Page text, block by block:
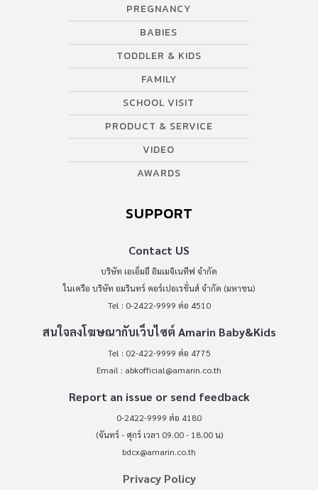
PREGNANCY
BABIES
TODDLER & KIDS
FAMILY
SCHOOL VISIT
PRODUCT & SERVICE
VIDEO
AWARDS
SUPPORT
Contact US
บริษัท เอเอ็มอี อิมเมจิเนทีฟ จำกัด
ในเครือ บริษัท อมรินทร์ คอร์เปอเรชั่นส์ จำกัด (มหาชน)
Tel : 0-2422-9999 ต่อ 4510
สนใจลงโฆษณากับเว็บไซต์ Amarin Baby&Kids
Tel : 02-422-9999 ต่อ 4775
Email : abkofficial@amarin.co.th
Report an issue or send feedback
0-2422-9999 ต่อ 4180
(จันทร์ - ศุกร์ เวลา 09.00 - 18.00 น)
bdcx@amarin.co.th
Privacy Policy